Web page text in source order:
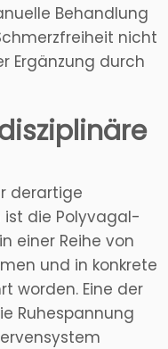
Behandlung
nicht
Ergänzung durch
derartige
die Polyvagal-
einer Reihe von
und in konkrete
worden. Eine der
Ruhespannung